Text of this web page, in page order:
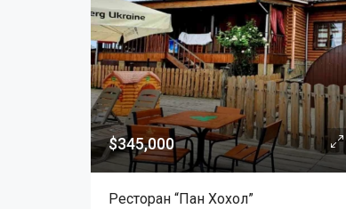
$345,000
Ресторан “Пан Хохол”